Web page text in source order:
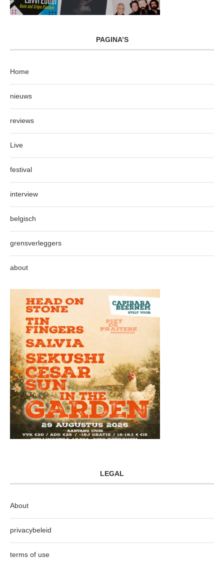
PAGINA’S
Home
nieuws
reviews
Live
festival
interview
belgisch
grensverleggers
about
LEGAL
About
privacybeleid
terms of use